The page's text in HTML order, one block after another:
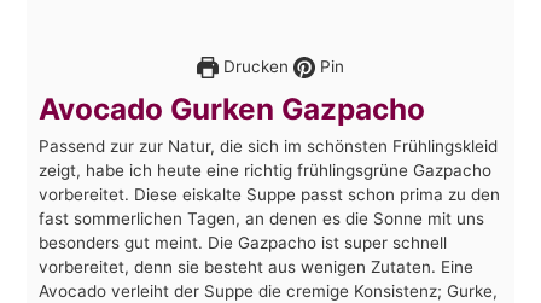
Drucken Pin
Avocado Gurken Gazpacho
Passend zur zur Natur, die sich im schönsten Frühlingskleid
zeigt, habe ich heute eine richtig frühlingsgrüne Gazpacho
vorbereitet. Diese eiskalte Suppe passt schon prima zu den
fast sommerlichen Tagen, an denen es die Sonne mit uns
besonders gut meint. Die Gazpacho ist super schnell
vorbereitet, denn sie besteht aus wenigen Zutaten. Eine
Avocado verleiht der Suppe die cremige Konsistenz; Gurke,